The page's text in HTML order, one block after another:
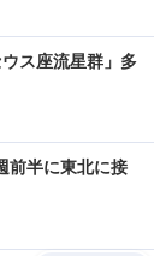
ス座流星群」多
半に東北に接